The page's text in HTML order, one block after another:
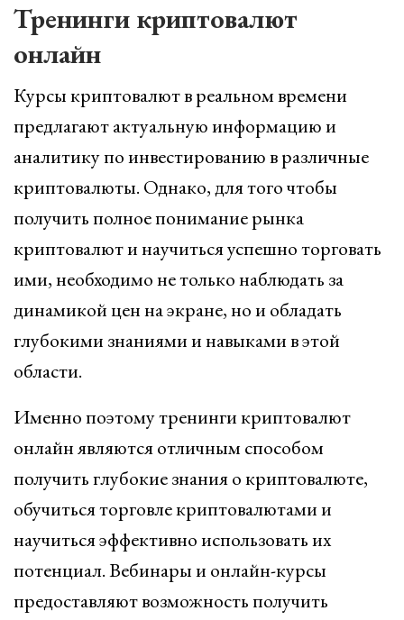
Тренинги криптовалют
онлайн
Курсы криптовалют в реальном времени
предлагают актуальную информацию и
аналитику по инвестированию в различные
криптовалюты. Однако, для того чтобы
получить полное понимание рынка
криптовалют и научиться успешно торговать
ими, необходимо не только наблюдать за
динамикой цен на экране, но и обладать
глубокими знаниями и навыками в этой
области.
Именно поэтому тренинги криптовалют
онлайн являются отличным способом
получить глубокие знания о криптовалюте,
обучиться торговле криптовалютами и
научиться эффективно использовать их
потенциал. Вебинары и онлайн-курсы
предоставляют возможность получить